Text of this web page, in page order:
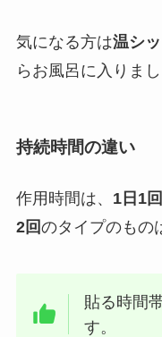
気になる方は温シ
らお風呂に入りまし
持続時間の違い
作用時間は、 1日1回
2回のタイプのもの
貼る時間
す。